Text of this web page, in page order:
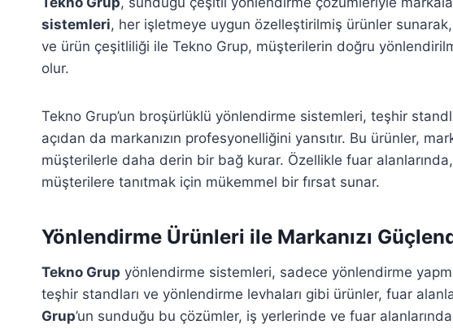
sistemleri, her işletmeye uygun özelleştirilmiş ürünler
ve ürün çeşitliliği ile Tekno Grup, müşterilerin doğru
olur.
Tekno Grup’un broşürlüklü yönlendirme sistemleri, teşhir
açıdan da markanızın profesyonelliğini yansıtır. Bu ürünler,
müşterilerle daha derin bir bağ kurar. Özellikle fuar
müşterilere tanıtmak için mükemmel bir fırsat sunar.
Yönlendirme Ürünleri ile Markanızı
Tekno Grup yönlendirme sistemleri, sadece yönlendirme
teşhir standları ve yönlendirme levhaları gibi ürünler, fuar
Grup’un sunduğu bu çözümler, iş yerlerinde ve fuar